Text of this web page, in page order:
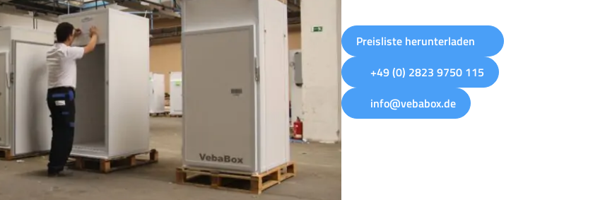
Preisliste herunterladen
+49 (0) 2823 9750 115
info@vebabox.de